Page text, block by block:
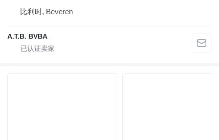
比利时, Beveren
A.T.B. BVBA